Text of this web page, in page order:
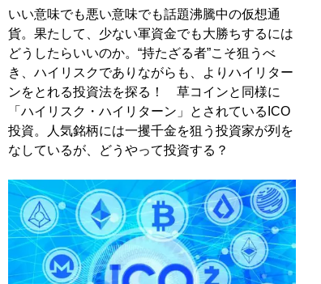
いい意味でも悪い意味でも話題沸騰中の仮想通
貨。果たして、少ない軍資金でも大勝ちするには
どうしたらいいのか。“持たざる者”こそ狙うべ
き、ハイリスクでありながらも、よりハイリター
ンをとれる投資法を探る！ 草コインと同様に
「ハイリスク・ハイリターン」とされているICO
投資。人気銘柄には一攫千金を狙う投資家が列を
なしているが、どうやって投資する？